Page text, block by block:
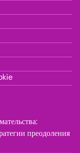
преодоления